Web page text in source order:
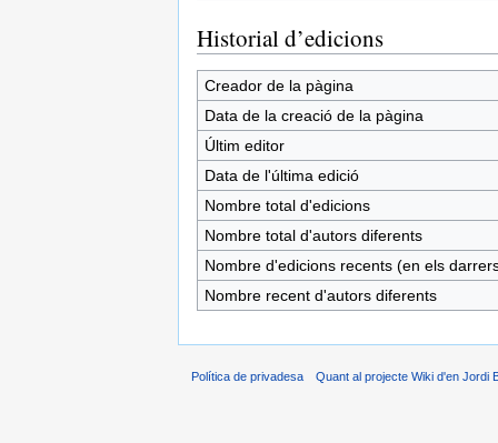
Historial d’edicions
Creador de la pàgina
Data de la creació de la pàgina
Últim editor
Data de l'última edició
Nombre total d'edicions
Nombre total d'autors diferents
Nombre d'edicions recents (en els
Nombre recent d'autors diferents
Política de privadesa Quant al projecte Wiki d'en Jordi